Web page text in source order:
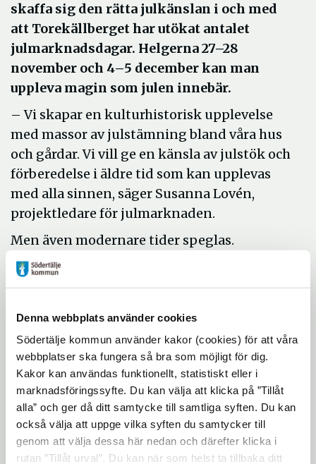
Denna webbplats använder cookies
Södertälje kommun använder kakor (cookies) för att våra
webbplatser ska fungera så bra som möjligt för dig.
Kakor kan användas funktionellt, statistiskt eller i
marknadsföringssyfte. Du kan välja att klicka på ”Tillåt
alla” och ger då ditt samtycke till samtliga syften. Du kan
också välja att uppge vilka syften du samtycker till
genom att välja dessa här nedan och därefter klicka i
rutan ”Tillåt urval”. Du kan när som helst ta tillbaka ditt
skaffa sig den rätta julkänslan i och med
att Torekällberget har utökat antalet
julmarknadsdagar. Helgerna 27–28
november och 4–5 december kan man
uppleva magin som julen innebär.
– Vi skapar en kulturhistorisk upplevelse
med massor av julstämning bland våra hus
och gårdar. Vi vill ge en känsla av julstök och
förberedelse i äldre tid som kan upplevas
med alla sinnen, säger Susanna Lovén,
projektledare för julmarknaden.
Men även modernare tider speglas.
Stadsmuseet på området visar granar och
pynt från hela 1900-talet. På torget bland
som tar sina första steg ut i affärsvärlden på
den traditionella julmarknaden. Både S:ta
Ragnhildsgymnasiet och Wendela
Hebbegymnasiet kommer att delta med
elever som går en kurs som heter ung
företagssamhet där man lär sig starta eget.
Youth Design består av sex tjejer som gör